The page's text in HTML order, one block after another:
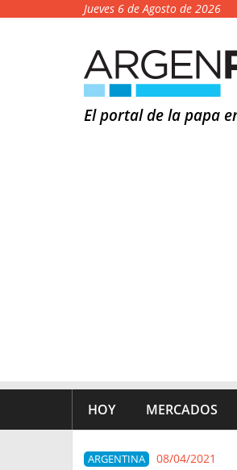
Jueves 6 de Agosto de 2026
El portal de la papa
HOY MERCADOS
ARGENTINA 08/04/2021